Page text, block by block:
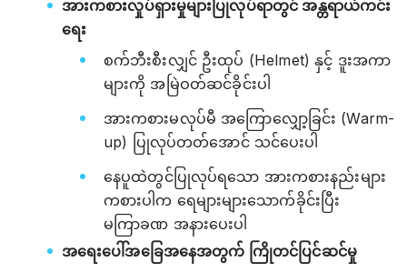
အားကစားလှုပ်ရှားမှုများပြုလုပ်ရာတွင် အန္တရာယ်ကင်း
ရေး
စက်ဘီးစီးလျှင် ဦးထုပ် (Helmet) နှင့် ဒူးအကာ
များကို အမြဲဝတ်ဆင်ခိုင်းပါ
အားကစားမလုပ်မီ အကြောလျှော့ခြင်း (Warm-
up) ပြုလုပ်တတ်အောင် သင်ပေးပါ
နေပူထဲတွင်ပြုလုပ်ရသော အားကစားနည်းများ
ကစားပါက ရေများများသောက်ခိုင်းပြီး
မကြာခဏ အနားပေးပါ
အရေးပေါ်အခြေအနေအတွက် ကြိုတင်ပြင်ဆင်မှု